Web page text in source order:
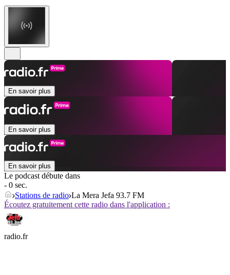
En savoir plus
En savoir plus
En savoir plus
Le podcast débute dans
- 0 sec.
Stations de radio La Mera Jefa 93.7 FM
Écoutez gratuitement cette radio dans l'application :
radio.fr